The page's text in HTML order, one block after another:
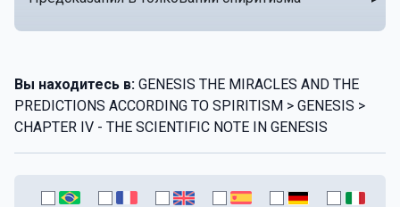
Вы находитесь в: GENESIS THE MIRACLES AND THE
PREDICTIONS ACCORDING TO SPIRITISM > GENESIS >
CHAPTER IV - THE SCIENTIFIC NOTE IN GENESIS